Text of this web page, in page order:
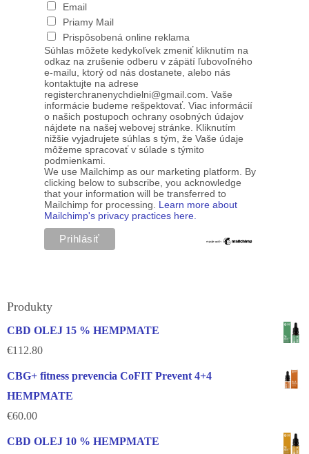
Email
Priamy Mail
Prispôsobená online reklama
Súhlas môžete kedykoľvek zmeniť kliknutím na
odkaz na zrušenie odberu v zápätí ľubovoľného
e-mailu, ktorý od nás dostanete, alebo nás
kontaktujte na adrese
registerchranenychdielni@gmail.com. Vaše
informácie budeme rešpektovať. Viac informácií
o našich postupoch ochrany osobných údajov
nájdete na našej webovej stránke. Kliknutím
nižšie vyjadrujete súhlas s tým, že Vaše údaje
môžeme spracovať v súlade s týmito
podmienkami.
We use Mailchimp as our marketing platform. By
clicking below to subscribe, you acknowledge
that your information will be transferred to
Mailchimp for processing. Learn more about
Mailchimp's privacy practices here.
Produkty
CBD OLEJ 15 % HEMPMATE
€112.80
CBG+ fitness prevencia CoFIT Prevent 4+4
HEMPMATE
€60.00
CBD OLEJ 10 % HEMPMATE